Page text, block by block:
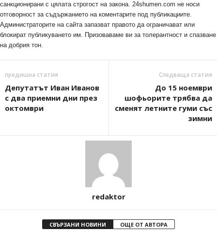
санкционирани с цялата строгост на закона. 24shumen.com не носи
отговорност за съдържанието на коментарите под публикациите.
Администраторите на сайта запазват правото да ограничават или
блокират публикуването им. Призоваваме ви за толерантност и спазване
на добрия тон.
предишна статия
Депутатът Иван Иванов
с два приемни дни през
октомври
Следваща статия
До 15 ноември
шофьорите трябва да
сменят летните гуми със
зимни
redaktor
СВЪРЗАНИ НОВИНИ ОЩЕ ОТ АВТОРА